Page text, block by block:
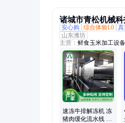
诸城市青松机械科
安心购
综合体验L0
山东潍坊
主营： 鲜食玉米加工设
品速冻流水线、解冻设
巴氏杀菌机、气泡清洗
机、中药材加工生产线
菜加工生产线、酱菜加
产线、烟熏设备、高温
巴氏杀菌流水线
速冻牛排解冻机 冻
猪肉缓化流水线 鸭